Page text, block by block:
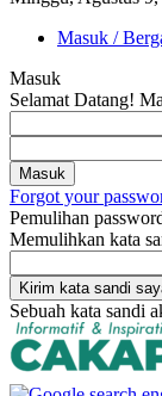
Masuk /
Masuk
Selamat Datang!
Forgot your
Pemulihan
Memulihkan kata
Sebuah kata sandi